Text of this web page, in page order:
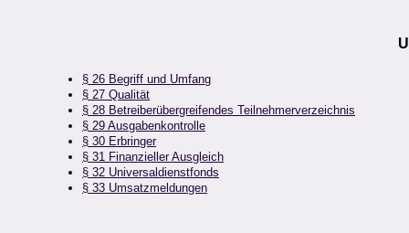
§ 26 Begriff und Umfang
§ 27 Qualität
§ 28 Betreiberübergreifendes Teilnehmerverzeichnis
§ 29 Ausgabenkontrolle
§ 30 Erbringer
§ 31 Finanzieller Ausgleich
§ 32 Universaldienstfonds
§ 33 Umsatzmeldungen